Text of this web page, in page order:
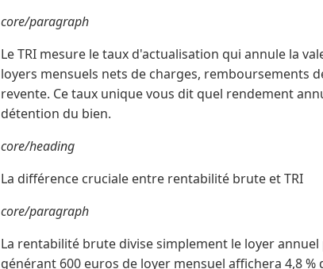
core/paragraph
Le TRI mesure le taux d'actualisation qui annule la
loyers mensuels nets de charges, remboursements
revente. Ce taux unique vous dit quel rendement
détention du bien.
core/heading
La différence cruciale entre rentabilité brute et TRI
core/paragraph
La rentabilité brute divise simplement le loyer
générant 600 euros de loyer mensuel affichera 4,8